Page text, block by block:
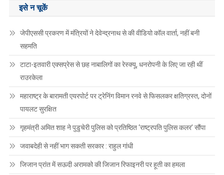
इसे न चूकें
जेपीएससी प्रकरण में मंत्रियों ने देवेन्द्रनाथ से की वीडियो कॉल वार्ता, नहीं बनी
सहमति
टाटा-इतवारी एक्सप्रेस से छह नाबालिगों का रेस्क्यू, धनरोपनी के लिए जा रही थीं
राउरकेला
महाराष्ट्र के बारामती एयरपोर्ट पर ट्रेनिंग विमान रनवे से फिसलकर क्षतिग्रस्त, दोनों
पायलट सुरक्षित
गृहमंत्री अमित शाह ने पुडुचेरी पुलिस को प्रतिष्ठित ‘राष्ट्रपति पुलिस कलर’ सौंपा
जवाबदेही से नहीं भाग सकती सरकार : राहुल गांधी
जिजान प्रांत में सऊदी अरामको की जिजान रिफाइनरी पर हूती का हमला